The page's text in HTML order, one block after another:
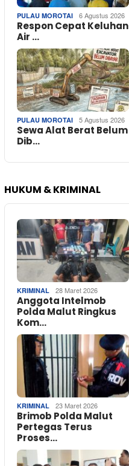
PULAU MOROTAI 6 Agustus 2026
Respon Cepat Keluhan
Air …
PULAU MOROTAI 5 Agustus 2026
Sewa Alat Berat Belum
Dib…
HUKUM & KRIMINAL
KRIMINAL 28 Maret 2026
Anggota Intelmob
Polda Malut Ringkus
Kom…
KRIMINAL 23 Maret 2026
Brimob Polda Malut
Pertegas Terus
Proses…